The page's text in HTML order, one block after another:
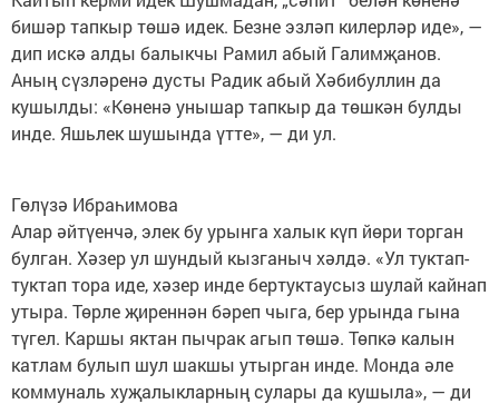
бишәр тапкыр төшә идек. Безне эзләп килерләр иде», —
дип искә алды балыкчы Рамил абый Галимҗанов.
Аның сүзләренә дусты Радик абый Хәбибуллин да
кушылды: «Көненә унышар тапкыр да төшкән булды
инде. Яшьлек шушында үтте», — ди ул.
Гөлүзә Ибраһимова
Алар әйтүенчә, элек бу урынга халык күп йөри торган
булган. Хәзер ул шундый кызганыч хәлдә. «Ул туктап-
туктап тора иде, хәзер инде бертуктаусыз шулай кайнап
утыра. Төрле җиреннән бәреп чыга, бер урында гына
түгел. Каршы яктан пычрак агып төшә. Төпкә калын
катлам булып шул шакшы утырган инде. Монда әле
коммуналь хуҗалыкларның сулары да кушыла», — ди